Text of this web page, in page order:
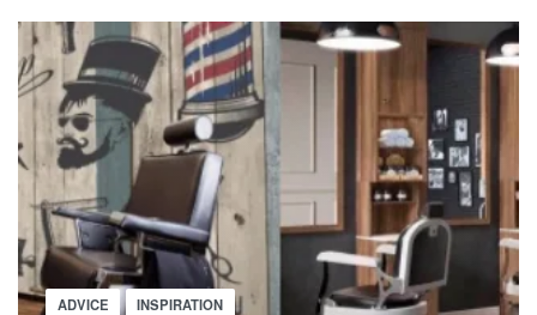
–
¿QUIERES
SABER
CÓMO
SERÁ
EL
FUTURO
DE
LAS
BARBERÍAS?
Posted
ADVICE INSPIRATION